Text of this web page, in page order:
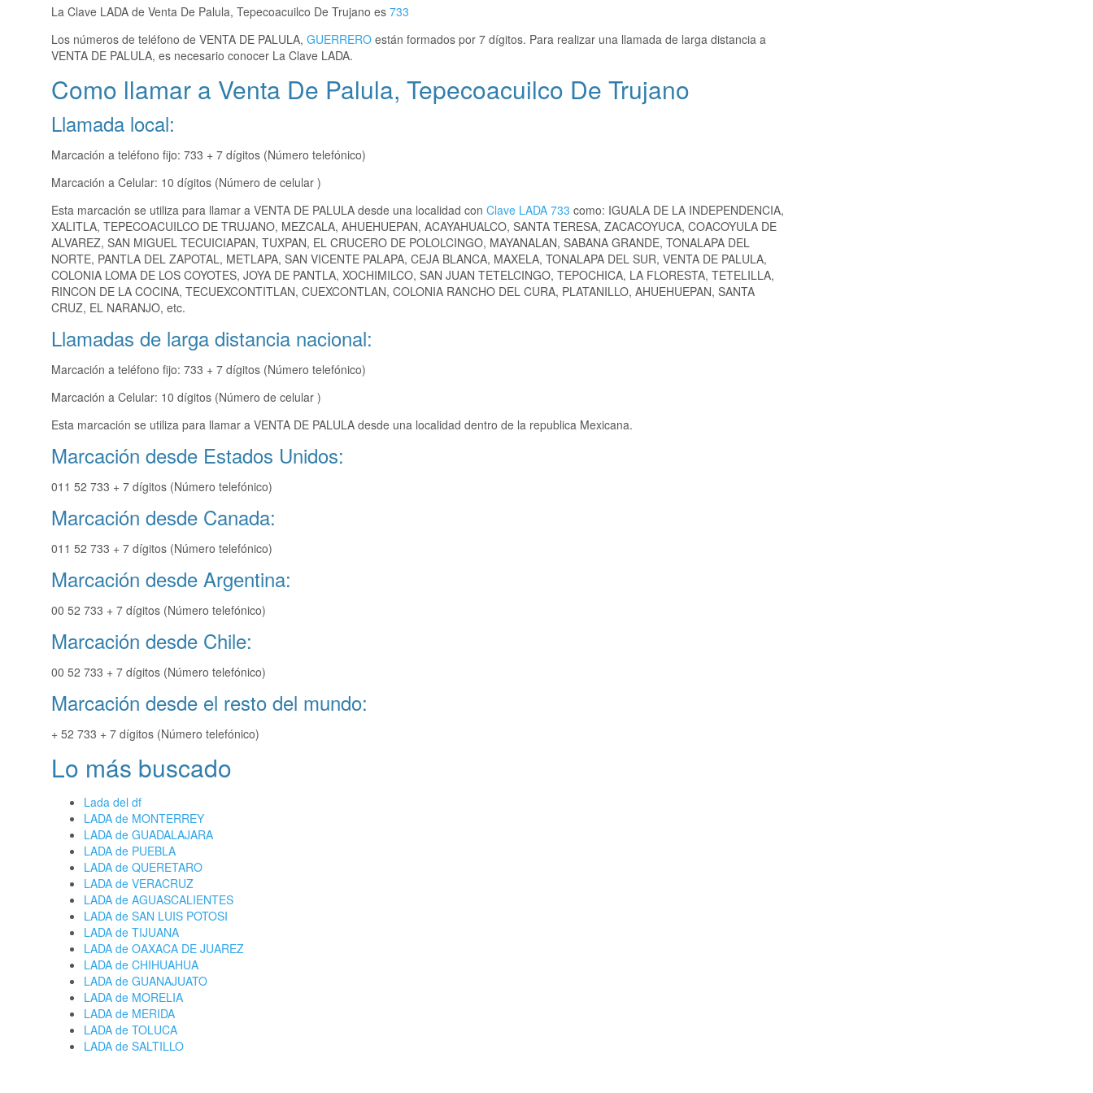
La Clave LADA de Venta De Palula, Tepecoacuilco De Trujano es 733
Los números de teléfono de VENTA DE PALULA, GUERRERO están formados por 7 dígitos. Para realizar una llamada de larga distancia a
VENTA DE PALULA, es necesario conocer La Clave LADA.
Como llamar a Venta De Palula, Tepecoacuilco De Trujano
Llamada local:
Marcación a teléfono fijo: 733 + 7 dígitos (Número telefónico)
Marcación a Celular: 10 dígitos (Número de celular )
Esta marcación se utiliza para llamar a VENTA DE PALULA desde una localidad con Clave LADA 733 como: IGUALA DE LA INDEPENDENCIA,
XALITLA, TEPECOACUILCO DE TRUJANO, MEZCALA, AHUEHUEPAN, ACAYAHUALCO, SANTA TERESA, ZACACOYUCA, COACOYULA DE
ALVAREZ, SAN MIGUEL TECUICIAPAN, TUXPAN, EL CRUCERO DE POLOLCINGO, MAYANALAN, SABANA GRANDE, TONALAPA DEL
NORTE, PANTLA DEL ZAPOTAL, METLAPA, SAN VICENTE PALAPA, CEJA BLANCA, MAXELA, TONALAPA DEL SUR, VENTA DE PALULA,
COLONIA LOMA DE LOS COYOTES, JOYA DE PANTLA, XOCHIMILCO, SAN JUAN TETELCINGO, TEPOCHICA, LA FLORESTA, TETELILLA,
RINCON DE LA COCINA, TECUEXCONTITLAN, CUEXCONTLAN, COLONIA RANCHO DEL CURA, PLATANILLO, AHUEHUEPAN, SANTA
CRUZ, EL NARANJO, etc.
Llamadas de larga distancia nacional:
Marcación a teléfono fijo: 733 + 7 dígitos (Número telefónico)
Marcación a Celular: 10 dígitos (Número de celular )
Esta marcación se utiliza para llamar a VENTA DE PALULA desde una localidad dentro de la republica Mexicana.
Marcación desde Estados Unidos:
011 52 733 + 7 dígitos (Número telefónico)
Marcación desde Canada:
011 52 733 + 7 dígitos (Número telefónico)
Marcación desde Argentina:
00 52 733 + 7 dígitos (Número telefónico)
Marcación desde Chile:
00 52 733 + 7 dígitos (Número telefónico)
Marcación desde el resto del mundo:
+ 52 733 + 7 dígitos (Número telefónico)
Lo más buscado
Lada del df
LADA de MONTERREY
LADA de GUADALAJARA
LADA de PUEBLA
LADA de QUERETARO
LADA de VERACRUZ
LADA de AGUASCALIENTES
LADA de SAN LUIS POTOSI
LADA de TIJUANA
LADA de OAXACA DE JUAREZ
LADA de CHIHUAHUA
LADA de GUANAJUATO
LADA de MORELIA
LADA de MERIDA
LADA de TOLUCA
LADA de SALTILLO